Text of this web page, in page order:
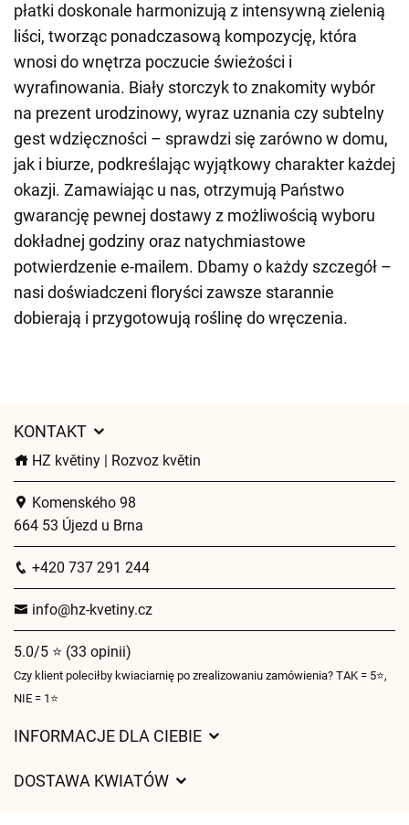
płatki doskonale harmonizują z intensywną zielenią
liści, tworząc ponadczasową kompozycję, która
wnosi do wnętrza poczucie świeżości i
wyrafinowania. Biały storczyk to znakomity wybór
na prezent urodzinowy, wyraz uznania czy subtelny
gest wdzięczności – sprawdzi się zarówno w domu,
jak i biurze, podkreślając wyjątkowy charakter każdej
okazji. Zamawiając u nas, otrzymują Państwo
gwarancję pewnej dostawy z możliwością wyboru
dokładnej godziny oraz natychmiastowe
potwierdzenie e-mailem. Dbamy o każdy szczegół –
nasi doświadczeni floryści zawsze starannie
dobierają i przygotowują roślinę do wręczenia.
KONTAKT
HZ květiny | Rozvoz květin
Komenského 98
664 53 Újezd u Brna
+420 737 291 244
info@hz-kvetiny.cz
5.0/5 ⭐ (33 opinii)
Czy klient poleciłby kwiaciarnię po zrealizowaniu zamówienia? TAK = 5⭐,
NIE = 1⭐
INFORMACJE DLA CIEBIE
DOSTAWA KWIATÓW